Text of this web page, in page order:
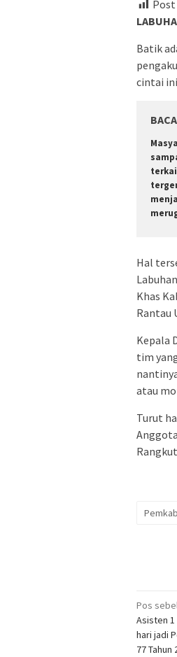
Post
Batik
cintai
Hal
Khas
Rantau
Kepala
tim
atau
Turut
pos
Pos
Asisten
hari jadi
77 Tahun